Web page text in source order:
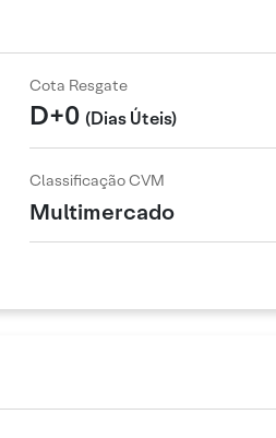
Cota Resgate
D+0 (Dias Úteis)
Classificação CVM
Multimercado